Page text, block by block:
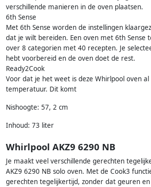
verschillende manieren in de oven plaatsen.
6th Sense
Met 6th Sense worden de instellingen
dat je wilt bereiden. Een oven met 6th Sense
over 8 categorien met 40 recepten. Je
hebt voorbereid en de oven doet de rest.
Ready2Cook
Voor dat je het weet is deze Whirlpool oven al
temperatuur. Dit komt
Nishoogte: 57, 2 cm
Inhoud: 73 liter
Whirlpool AKZ9 6290 NB
Je maakt veel verschillende gerechten
AKZ9 6290 NB solo oven. Met de Cook3
gerechten tegelijkertijd, zonder dat geuren